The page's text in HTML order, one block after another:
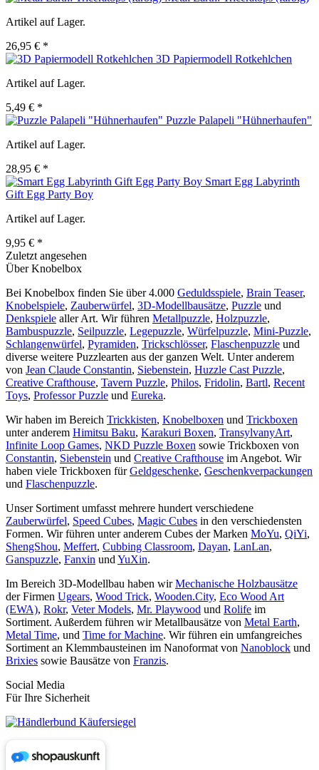
Artikel auf Lager.
26,95 € *
3D Papiermodell Rotkehlchen
Artikel auf Lager.
5,49 € *
Puzzle Palapeli "Hühnerhaufen"
Artikel auf Lager.
28,95 € *
Smart Egg Labyrinth
Gift Egg Party Boy
Artikel auf Lager.
9,95 € *
Zuletzt angesehen
Über Knobelbox
Bei Knobelbox finden Sie über 4.000 Geduldsspiele, Brain Teaser,
Knobelspiele, Zauberwürfel, 3D-Modellbausätze, Puzzle und
Denkspiele aller Art. Wir führen Metallpuzzle, Holzpuzzle,
Bambuspuzzle, Seilpuzzle, Legepuzzle, Würfelpuzzle, Mini-Puzzle,
Schlangenwürfel, Pyramiden, Trickschlösser, Flaschenpuzzle und
diverse weitere Puzzlearten aus der ganzen Welt. Unter anderem
von Jean Claude Constantin, Siebenstein, Huzzle Cast Puzzle,
Creative Crafthouse, Tavern Puzzle, Philos, Fridolin, Bartl, Recent
Toys, Professor Puzzle und Eureka.
Wir haben im Bereich Trickkisten, Knobelboxen und Trickboxen
unter anderem Himitsu Baku, Karakuri Boxen, TransylvanyArt,
Infinite Loop Games, NKD Puzzle Boxen sowie Trickboxen von
Constantin, Siebenstein und Creative Crafthouse im Angebot. Wir
haben viele Trickboxen fürGeldgeschenke, Geschenkverpackungen
und Flaschenpuzzle.
Unser Sortiment umfasst mehrere hundert verschiedene
Zauberwürfel, Speed Cubes, Magic Cubes in den verschiedensten
Formen. Wir führen unter anderem Cubes der Marken MoYu, QiYi,
ShengShou, Meffert, Cubbing Classroom, Dayan, LanLan,
Ganspuzzle, Fanxin und YuXin.
Im Bereich 3D-Modellbau haben wirMechanische Holzbausätze
der Firmen Ugears, Wood Trick, Wooden.City, Eco Wood Art
(EWA), Rokr, Veter Models, Mr. Playwood und Rolife im
Sortiment. Außerdem führen wir Metallbausätze von Metal Earth,
Metal Time, und Time for Machine. Wir führen ein umfangreiches
Sortiment an Klemmbausteinen im Nanoformat von Nanoblock und
Brixies sowie Bausätze von Franzis.
Social Media
Für Ihre Sicherheit